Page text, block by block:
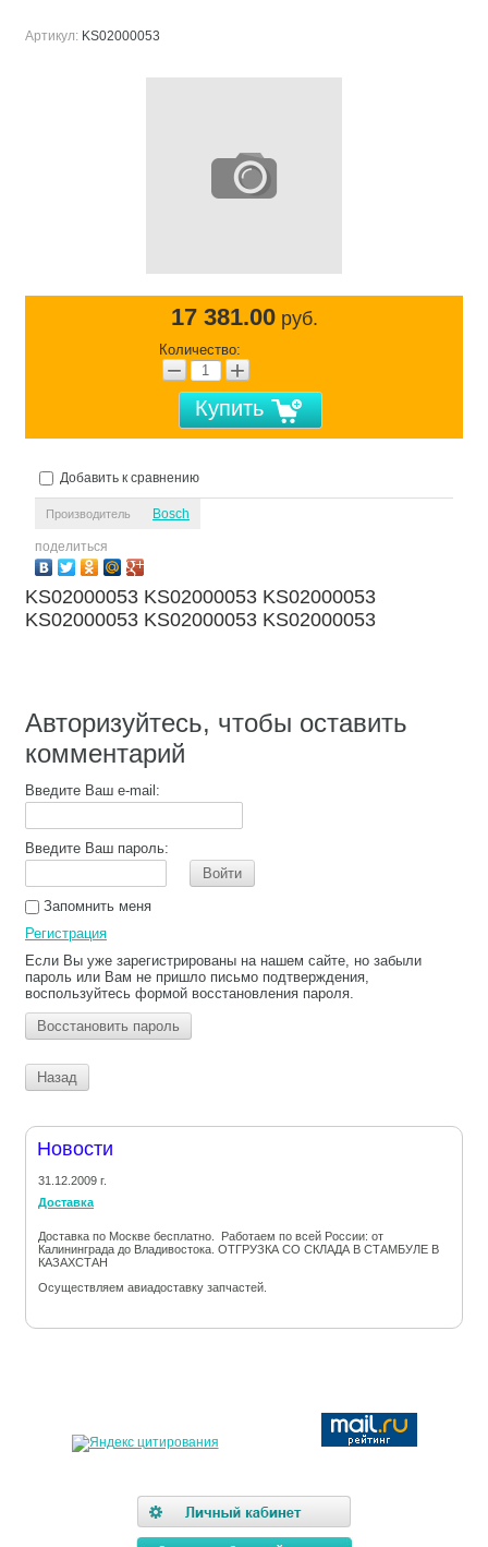
Новости
31.12.2009 г.
Доставка
Доставка по Москве бесплатно. Работаем по всей России: от
Калининграда до Владивостока. ОТГРУЗКА СО СКЛАДА В СТАМБУЛЕ В
КАЗАХСТАН
Осуществляем авиадоставку запчастей.
Артикул: KS02000053
17 381.00руб.
Количество:
− +
Купить
Добавить к сравнению
Производитель Bosch
поделиться
KS02000053 KS02000053 KS02000053
KS02000053 KS02000053 KS02000053
Авторизуйтесь, чтобы оставить
комментарий
Введите Ваш e-mail:
Введите Ваш пароль:
Войти
Запомнить меня
Регистрация
Если Вы уже зарегистрированы на нашем сайте, но забыли
пароль или Вам не пришло письмо подтверждения,
воспользуйтесь формой восстановления пароля.
Восстановить пароль
Назад